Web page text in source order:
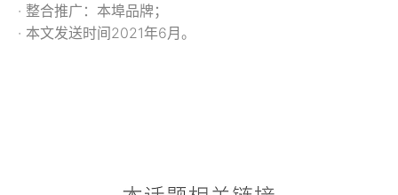
· 整合推广：本埠品牌；
· 本文发送时间2021年6月。